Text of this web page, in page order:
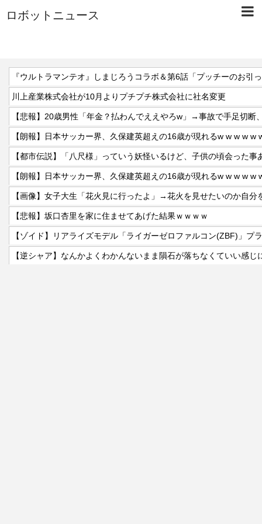
ロボットニュース
『ウルトラマンテオ』しまじろうコラボ＆第6話「プッチーのお引
川上産業株式会社が10月よりプチプチ株式会社に社名変更
【朗報】日本サッカー界、久保建英超えの16歳が現れるw w w w w
【都市伝説】「八尺様」っていう妖怪いるけど、子供の頃会った事
【朗報】日本サッカー界、久保建英超えの16歳が現れるw w w w w
【悲報】坂口杏里を家に住ませてあげた結果ｗｗｗｗ
【ゾイド】リアライズモデル「ライガーゼロファルコン(ZBF)」プ